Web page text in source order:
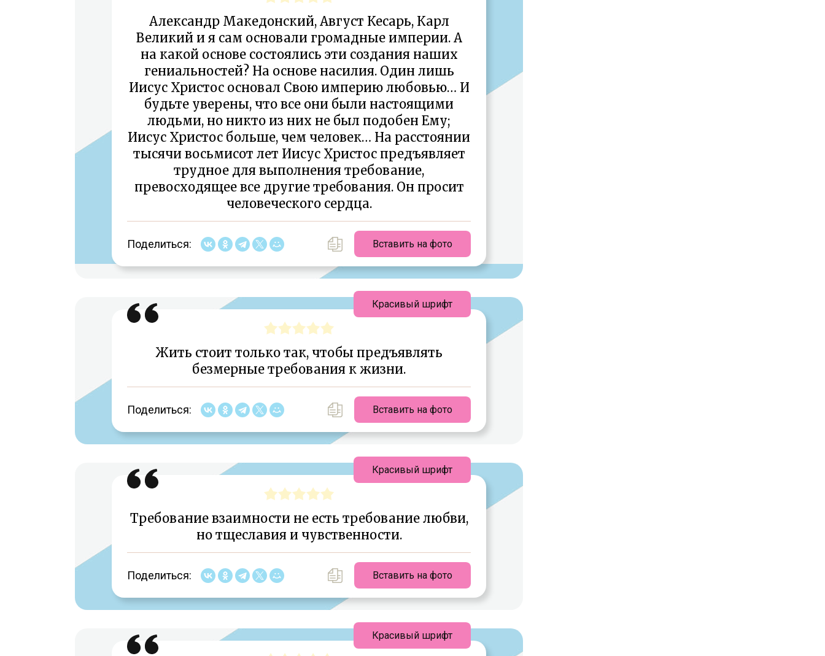
Александр Македонский, Август Кесарь, Карл
Великий и я сам основали громадные империи. А
на какой основе состоялись эти создания наших
гениальностей? На основе насилия. Один лишь
Иисус Христос основал Свою империю любовью… И
будьте уверены, что все они были настоящими
людьми, но никто из них не был подобен Ему;
Иисус Христос больше, чем человек… На расстоянии
тысячи восьмисот лет Иисус Христос предъявляет
трудное для выполнения требование,
превосходящее все другие требования. Он просит
человеческого сердца.
Поделиться: Вставить на фото
Жить стоит только так, чтобы предъявлять
безмерные требования к жизни.
Поделиться: Вставить на фото
Красивый шрифт
Требование взаимности не есть требование любви,
но тщеславия и чувственности.
Поделиться: Вставить на фото
Красивый шрифт
Красивый шрифт